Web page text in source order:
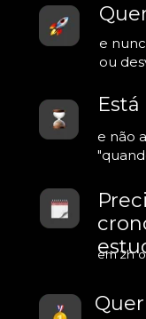
e
ou
e não
em 2h